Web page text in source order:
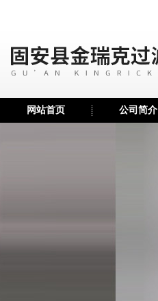
网站首页 公司简介